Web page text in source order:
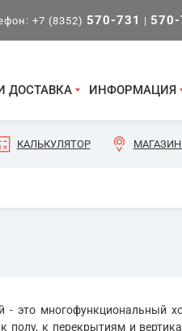
+7 (8352) 570-731 |
ДОСТАВКА ИНФОРМАЦИЯ
КАЛЬКУЛЯТОР
- это многофункциональный
полу, к перекрытиям и